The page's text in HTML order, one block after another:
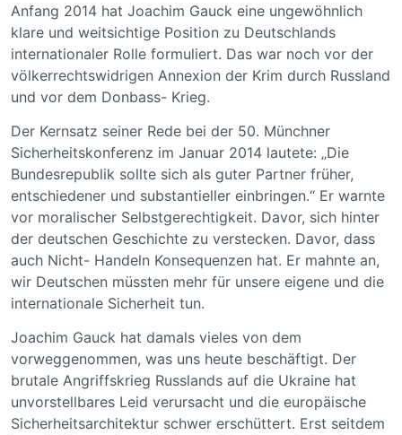
Anfang 2014 hat Joachim Gauck eine ungewöhnlich
klare und weitsichtige Position zu Deutschlands
internationaler Rolle formuliert. Das war noch vor der
völkerrechtswidrigen Annexion der Krim durch Russland
und vor dem Donbass- Krieg.
Der Kernsatz seiner Rede bei der 50. Münchner
Sicherheitskonferenz im Januar 2014 lautete: „Die
Bundesrepublik sollte sich als guter Partner früher,
entschiedener und substantieller einbringen.“ Er warnte
vor moralischer Selbstgerechtigkeit. Davor, sich hinter
der deutschen Geschichte zu verstecken. Davor, dass
auch Nicht- Handeln Konsequenzen hat. Er mahnte an,
wir Deutschen müssten mehr für unsere eigene und die
internationale Sicherheit tun.
Joachim Gauck hat damals vieles von dem
vorweggenommen, was uns heute beschäftigt. Der
brutale Angriffskrieg Russlands auf die Ukraine hat
unvorstellbares Leid verursacht und die europäische
Sicherheitsarchitektur schwer erschüttert. Erst seitdem